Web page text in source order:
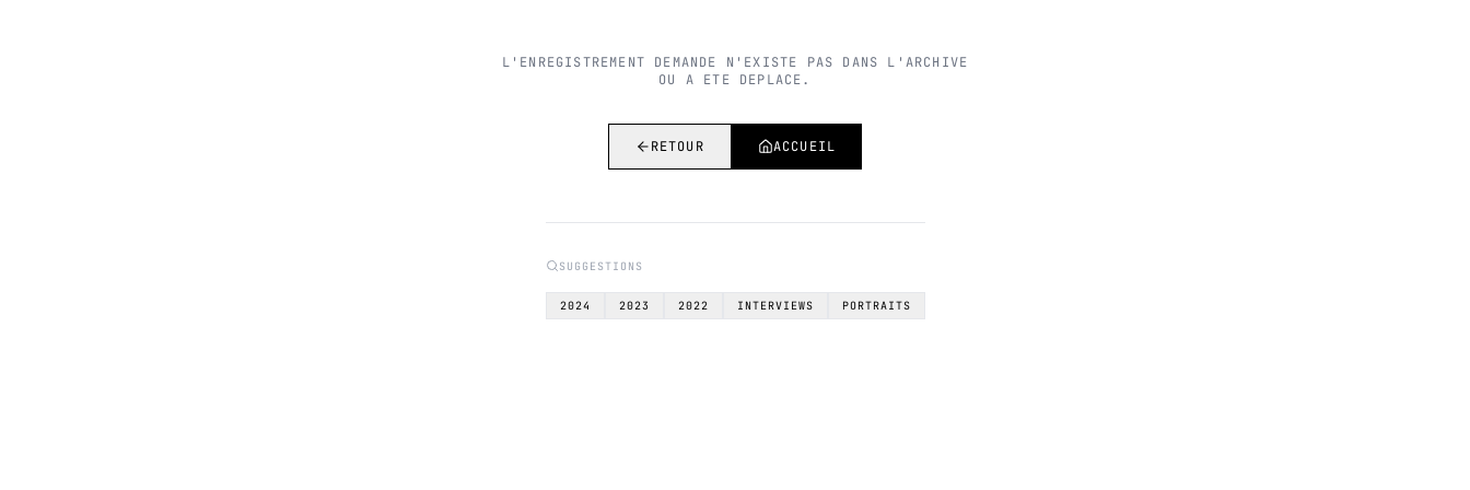
L'ENREGISTREMENT DEMANDE N'EXISTE PAS DANS L'ARCHIVE
OU A ETE DEPLACE.
RETOUR ACCUEIL
SUGGESTIONS
2024 2023 2022 INTERVIEWS PORTRAITS